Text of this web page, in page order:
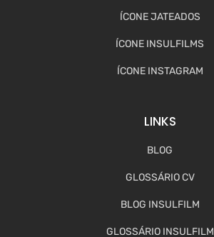
ÍCONE JATEADOS
ÍCONE INSULFILMS
ÍCONE INSTAGRAM
LINKS
BLOG
GLOSSÁRIO CV
BLOG INSULFILM
GLOSSÁRIO INSULFILM